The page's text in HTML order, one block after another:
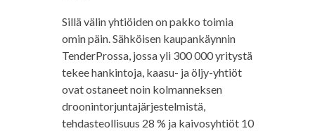
Sillä välin yhtiöiden on pakko toimia
omin päin. Sähköisen kaupankäynnin
TenderProssa, jossa yli 300 000 yritystä
tekee hankintoja, kaasu- ja öljy-yhtiöt
ovat ostaneet noin kolmanneksen
droonintorjuntajärjestelmistä,
tehdasteollisuus 28 % ja kaivosyhtiöt 10